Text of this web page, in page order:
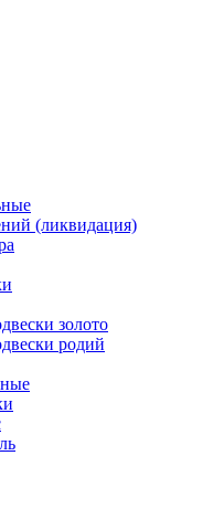
(ликвидация)
золото
родий